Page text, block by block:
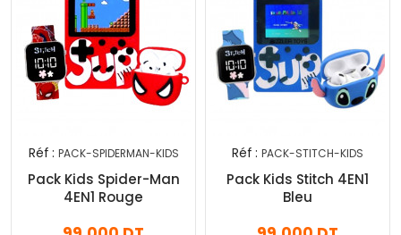
Réf : PACK-SPIDERMAN-KIDS
Pack Kids Spider-Man
4EN1 Rouge
Réf : PACK-STITCH-KIDS
Pack Kids Stitch 4EN1
Bleu